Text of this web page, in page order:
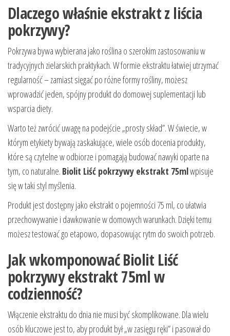
Dlaczego właśnie ekstrakt z liścia
pokrzywy?
Pokrzywa bywa wybierana jako roślina o szerokim zastosowaniu w
tradycyjnych zielarskich praktykach. W formie ekstraktu łatwiej utrzymać
regularność – zamiast sięgać po różne formy rośliny, możesz
wprowadzić jeden, spójny produkt do domowej suplementacji lub
wsparcia diety.
Warto też zwrócić uwagę na podejście „prosty skład”. W świecie, w
którym etykiety bywają zaskakujące, wiele osób docenia produkty,
które są czytelne w odbiorze i pomagają budować nawyki oparte na
tym, co naturalne. Biolit Liść pokrzywy ekstrakt 75mlwpisuje
się w taki styl myślenia.
Produkt jest dostępny jako ekstrakt o pojemności 75 ml, co ułatwia
przechowywanie i dawkowanie w domowych warunkach. Dzięki temu
możesz testować go etapowo, dopasowując rytm do swoich potrzeb.
Jak wkomponować Biolit Liść
pokrzywy ekstrakt 75ml w
codzienność?
Włączenie ekstraktu do dnia nie musi być skomplikowane. Dla wielu
osób kluczowe jest to, aby produkt był „w zasięgu ręki” i pasował do